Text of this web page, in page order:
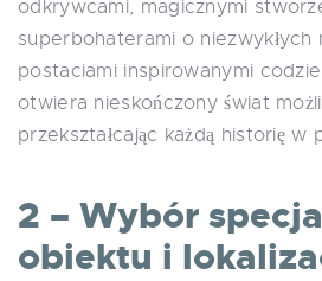
odkrywcami, magicznymi
superbohaterami o niezwykłych
postaciami inspirowanymi
otwiera nieskończony świat
przekształcając każdą historię w
2 – Wybór
obiektu i